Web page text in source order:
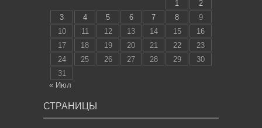
1
2
3
4 5 6 7 8
9
10
11 12 13 14 15
16
17
18 19 20 21 22
23
24
25 26 27 28 29
30
31
« Июл
СТРАНИЦЫ